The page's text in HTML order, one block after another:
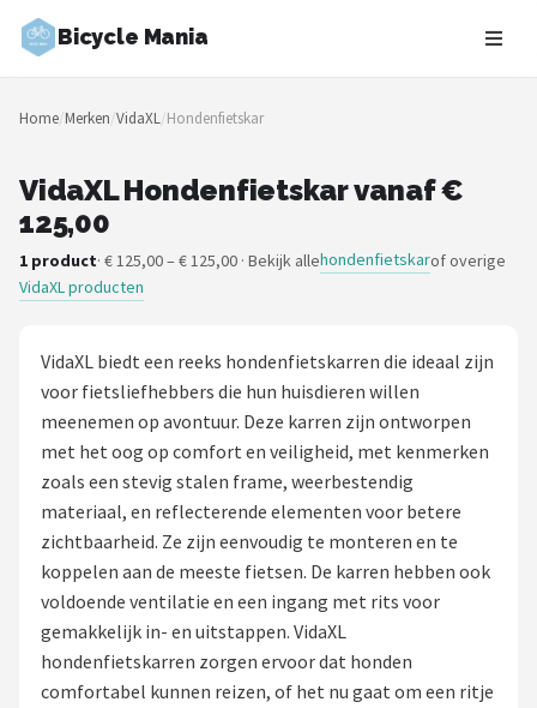
Bicycle Mania
Zoeken
NAVIGATIE
Merken
Blog
Kinderfietsen
Stadsfietsen
Elektrische fietsen
Mountainbikes
Shop
Home/Merken/VidaXL/Hondenfietskar
VidaXL Hondenfietskar vanaf €
125,00
1 product· € 125,00 – € 125,00 · Bekijk allehondenfietskarof overige
VidaXL producten
VidaXL biedt een reeks hondenfietskarren die ideaal zijn
voor fietsliefhebbers die hun huisdieren willen
meenemen op avontuur. Deze karren zijn ontworpen
met het oog op comfort en veiligheid, met kenmerken
zoals een stevig stalen frame, weerbestendig
materiaal, en reflecterende elementen voor betere
zichtbaarheid. Ze zijn eenvoudig te monteren en te
koppelen aan de meeste fietsen. De karren hebben ook
voldoende ventilatie en een ingang met rits voor
gemakkelijk in- en uitstappen. VidaXL
hondenfietskarren zorgen ervoor dat honden
comfortabel kunnen reizen, of het nu gaat om een ​​ritje